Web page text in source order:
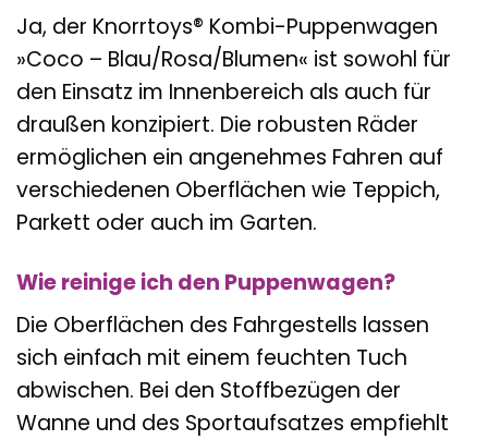
Ja, der Knorrtoys® Kombi-Puppenwagen
»Coco – Blau/Rosa/Blumen« ist sowohl für
den Einsatz im Innenbereich als auch für
draußen konzipiert. Die robusten Räder
ermöglichen ein angenehmes Fahren auf
verschiedenen Oberflächen wie Teppich,
Parkett oder auch im Garten.
Wie reinige ich den Puppenwagen?
Die Oberflächen des Fahrgestells lassen
sich einfach mit einem feuchten Tuch
abwischen. Bei den Stoffbezügen der
Wanne und des Sportaufsatzes empfiehlt